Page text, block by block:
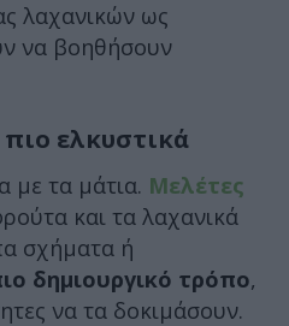
λαχανικών ως
να βοηθήσουν
ελκυστικά
με τα μάτια. Μελέτες
και τα λαχανικά
σχήματα ή
δημιουργικό τρόπο,
να τα δοκιμάσουν.